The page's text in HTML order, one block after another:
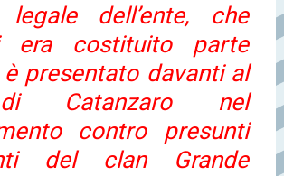
legale dell’ente, che
era costituito parte
presentato davanti al
Catanzaro nel
contro presunti
del clan Grande